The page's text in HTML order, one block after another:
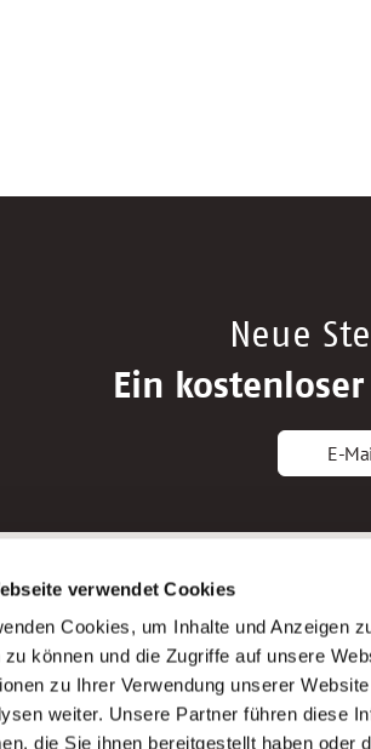
verwendet Cookies
Cookies, um Inhalte und Anzeigen
zu können und die Zugriffe auf unsere
zu Ihrer Verwendung unserer
weiter. Unsere Partner führen diese
die Sie ihnen bereitgestellt haben oder
Neue
Ein kostenloser
E-
Bewerbungstipps
Bewerbung als Altenpfleger*in
Bewerbung als Krankenpfleger*in
Bewerbung als Altenpflegehelfer*in
Bewerbung als Erzieher*in